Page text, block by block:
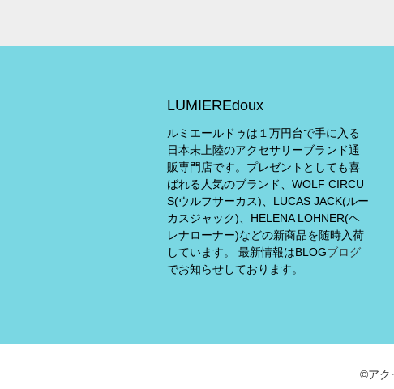
LUMIEREdoux
ルミエールドゥは１万円台で手に入る
日本未上陸のアクセサリーブランド通
販専門店です。プレゼントとしても喜
ばれる人気のブランド、WOLF CIRCU
S(ウルフサーカス)、LUCAS JACK(ルー
カスジャック)、HELENA LOHNER(ヘ
レナローナー)などの新商品を随時入荷
しています。 最新情報はBLOGブログ
でお知らせしております。
©アク